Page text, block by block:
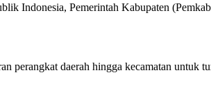
Indonesia, Pemerintah Kabupaten
perangkat daerah hingga kecamatan untuk